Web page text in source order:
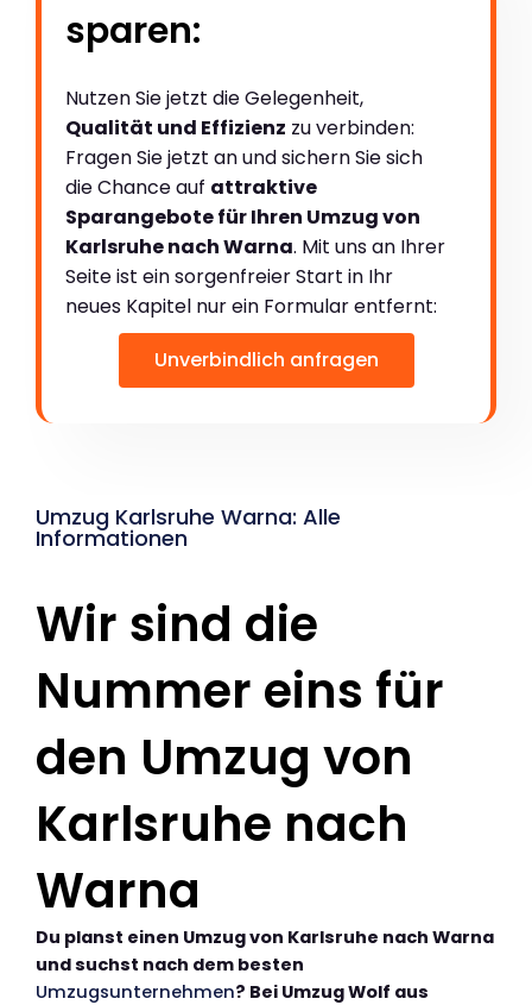
sparen:
Nutzen Sie jetzt die Gelegenheit,
Qualität und Effizienz zu verbinden:
Fragen Sie jetzt an und sichern Sie sich
die Chance auf attraktive
Sparangebote für Ihren Umzug von
Karlsruhe nach Warna. Mit uns an Ihrer
Seite ist ein sorgenfreier Start in Ihr
neues Kapitel nur ein Formular entfernt:
Unverbindlich anfragen
Umzug Karlsruhe Warna: Alle
Informationen
Wir sind die
Nummer eins für
den Umzug von
Karlsruhe nach
Warna
Du planst einen Umzug von Karlsruhe nach Warna
und suchst nach dem besten
Umzugsunternehmen? Bei Umzug Wolf aus